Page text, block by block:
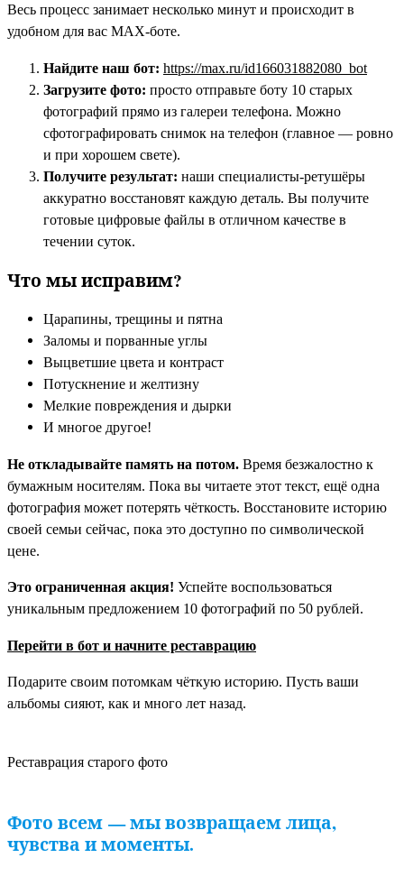
Весь процесс занимает несколько минут и происходит в
удобном для вас MAX-боте.
Найдите наш бот: https://max.ru/id166031882080_bot
Загрузите фото: просто отправьте боту 10 старых
фотографий прямо из галереи телефона. Можно
сфотографировать снимок на телефон (главное — ровно
и при хорошем свете).
Получите результат: наши специалисты-ретушёры
аккуратно восстановят каждую деталь. Вы получите
готовые цифровые файлы в отличном качестве в
течении суток.
Что мы исправим?
Царапины, трещины и пятна
Заломы и порванные углы
Выцветшие цвета и контраст
Потускнение и желтизну
Мелкие повреждения и дырки
И многое другое!
Не откладывайте память на потом. Время безжалостно к
бумажным носителям. Пока вы читаете этот текст, ещё одна
фотография может потерять чёткость. Восстановите историю
своей семьи сейчас, пока это доступно по символической
цене.
Это ограниченная акция! Успейте воспользоваться
уникальным предложением 10 фотографий по 50 рублей.
Перейти в бот и начните реставрацию
Подарите своим потомкам чёткую историю. Пусть ваши
альбомы сияют, как и много лет назад.
Реставрация старого фото
Фото всем — мы возвращаем лица,
чувства и моменты.